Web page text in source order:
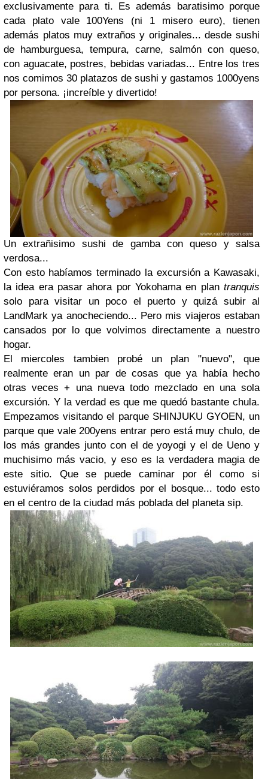
exclusivamente para ti. Es además baratisimo porque
cada plato vale 100Yens (ni 1 misero euro), tienen
además platos muy extraños y originales... desde sushi
de hamburguesa, tempura, carne, salmón con queso,
con aguacate, postres, bebidas variadas... Entre los tres
nos comimos 30 platazos de sushi y gastamos 1000yens
por persona. ¡increíble y divertido!
Un extrañisimo sushi de gamba con queso y salsa
verdosa...
Con esto habíamos terminado la excursión a Kawasaki,
la idea era pasar ahora por Yokohama en plan tranquis
solo para visitar un poco el puerto y quizá subir al
LandMark ya anocheciendo... Pero mis viajeros estaban
cansados por lo que volvimos directamente a nuestro
hogar.
El miercoles tambien probé un plan "nuevo", que
realmente eran un par de cosas que ya había hecho
otras veces + una nueva todo mezclado en una sola
excursión. Y la verdad es que me quedó bastante chula.
Empezamos visitando el parque SHINJUKU GYOEN, un
parque que vale 200yens entrar pero está muy chulo, de
los más grandes junto con el de yoyogi y el de Ueno y
muchisimo más vacio, y eso es la verdadera magia de
este sitio. Que se puede caminar por él como si
estuviéramos solos perdidos por el bosque... todo esto
en el centro de la ciudad más poblada del planeta sip.